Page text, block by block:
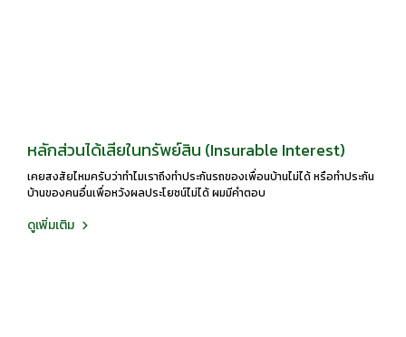
หลักส่วนได้เสียในทรัพย์สิน (Insurable Interest)
เคยสงสัยไหมครับว่าทำไมเราถึงทำประกันรถของเพื่อนบ้านไม่ได้ หรือทำประกัน
บ้านของคนอื่นเพื่อหวังผลประโยชน์ไม่ได้ ผมมีคำตอบ
ดูเพิ่มเติม